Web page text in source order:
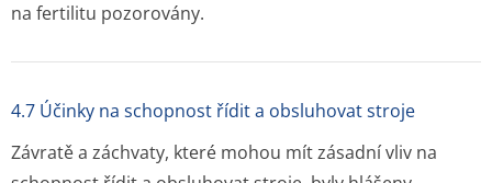
na fertilitu pozorovány.
4.7 Účinky na schopnost řídit a obsluhovat stroje
Závratě a záchvaty, které mohou mít zásadní vliv na